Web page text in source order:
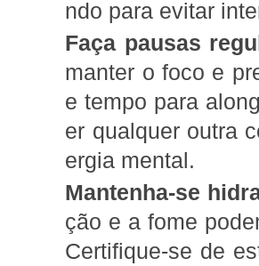
ndo para evitar
Faça pausas
manter o foco e
e tempo para
er qualquer outra
ergia mental.
Mantenha-se
ção e a fome
Certifique-se de